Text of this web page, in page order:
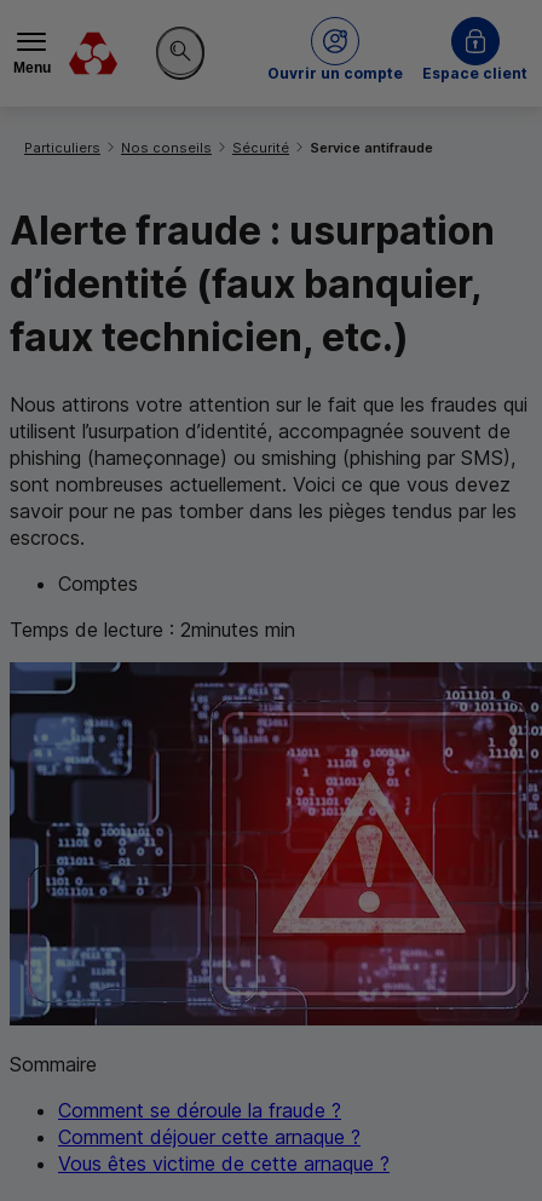
Menu
Rechercher sur le site
Ouvrir un compte
du Crédit MutuelEspace client
Particuliers Nos conseils Sécurité Service antifraude
Alerte fraude : usurpation
d’identité (faux banquier,
faux technicien, etc.)
Nous attirons votre attention sur le fait que les fraudes qui
utilisent l’usurpation d’identité, accompagnée souvent de
phishing (hameçonnage) ou smishing (phishing par SMS),
sont nombreuses actuellement. Voici ce que vous devez
savoir pour ne pas tomber dans les pièges tendus par les
escrocs.
Comptes
Temps de lecture : 2minutes min
Sommaire
Comment se déroule la fraude ?
Comment déjouer cette arnaque ?
Vous êtes victime de cette arnaque ?